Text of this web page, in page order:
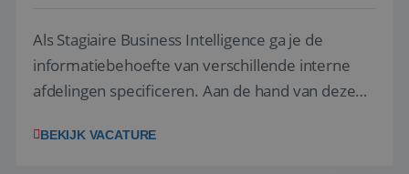
Als Stagiaire Business Intelligence ga je de
informatiebehoefte van verschillende interne
afdelingen specificeren. Aan de hand van deze
adviezen, rapportages en dashboards
BEKIJK VACATURE